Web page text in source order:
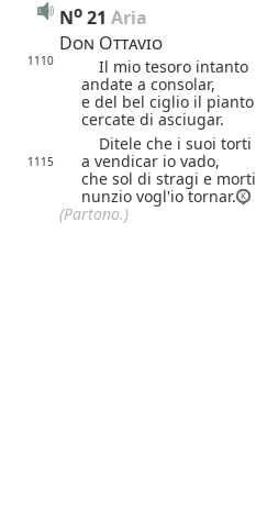
No 21 Aria
Don Ottavio
1110
Il mio tesoro intanto
andate a consolar,
e del bel ciglio il pianto
cercate di asciugar.
Ditele che i suoi torti
1115
a vendicar io vado,
che sol di stragi e morti
nunzio vogl'io tornar.
(Partono.)